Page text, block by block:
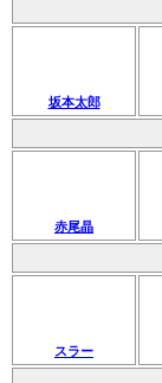
坂本太郎
赤尾晶
スラー